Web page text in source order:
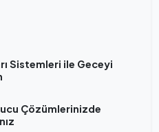
Sistemleri ile Geceyi
Çözümlerinizde